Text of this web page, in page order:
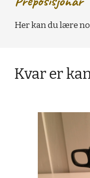
Her kan du lære
Kvar er